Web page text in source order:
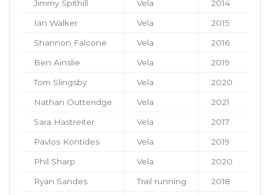
Jimmy Spithill Vela 2014
Ian Walker Vela 2015
Shannon Falcone Vela 2016
Ben Ainslie Vela 2019
Tom Slingsby Vela 2020
Nathan Outteridge Vela 2021
Sara Hastreiter Vela 2017
Pavlos Kontides Vela 2019
Phil Sharp Vela 2020
Ryan Sandes Trail running 2018